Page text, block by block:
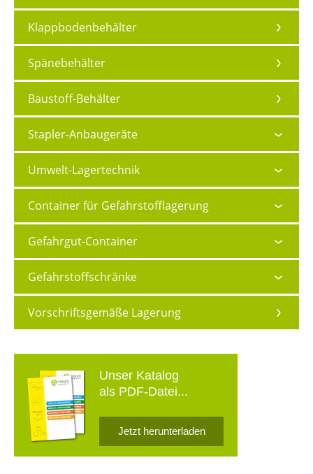
Klappbodenbehälter
Spänebehälter
Baustoff-Behälter
Stapler-Anbaugeräte
Umwelt-Lagertechnik
Container für Gefahrstofflagerung
Gefahrgut-Container
Gefahrstoffschränke
Vorschriftsgemäße Lagerung
Unser Katalog
als PDF-Datei...
Jetzt herunterladen